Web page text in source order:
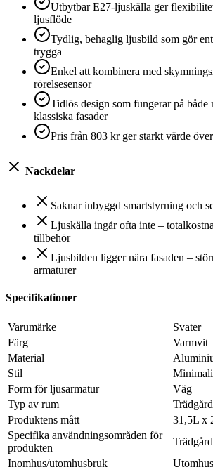
Utbytbar E27-ljuskälla ger
ljusflöde
Tydlig, behaglig ljusbild som gör
trygga
Enkel att kombinera med
rörelsesensor
Tidlös design som fungerar på både
klassiska fasader
Pris från 803 kr ger starkt värde
Nackdelar
Saknar inbyggd smartstyrning och
Ljuskälla ingår ofta inte –
tillbehör
Ljusbilden ligger nära fasaden –
armaturer
Specifikationer
Varumärke
Svater
Färg
Varmvit
Material
Stil
Form för ljusarmatur
Väg
Typ av rum
Trädgård
Produktens mått
31,5L x
Specifika användningsområden för
produkten
Trädgård
Inomhus/utomhusbruk
Utomhus